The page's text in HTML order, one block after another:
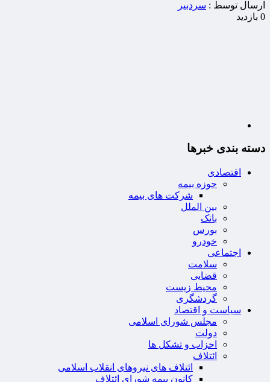
ارسال توسط : سردبیر
0 بازدید
دسته بندی خبرها
اقتصادی
حوزه بیمه
شرکت های بیمه
بین الملل
بانک
بورس
خودرو
اجتماعی
سلامت
قضایی
محیط زیست
گردشگری
سیاست و اقتصاد
مجلس شورای اسلامی
دولت
احزاب و تشکل ها
ائتلاف
ائتلاف های نیروهای انقلاب اسلامی
کانون بیمه شورای ائتلاف